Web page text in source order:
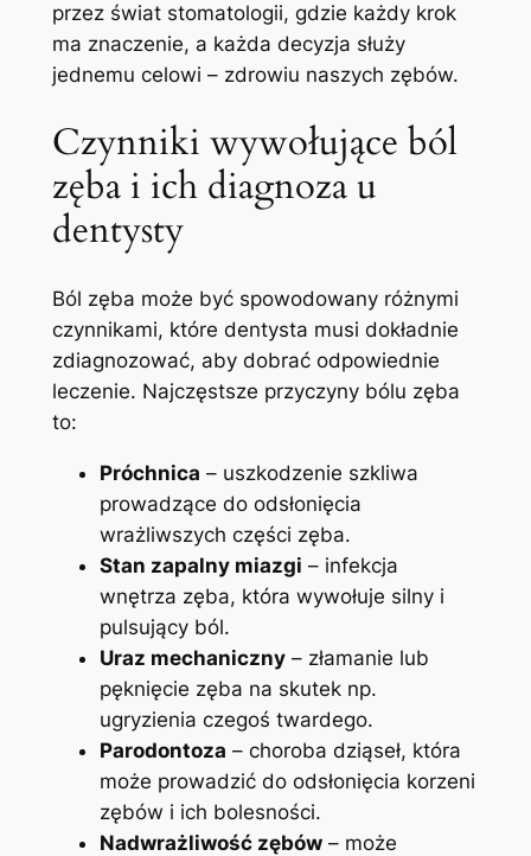
przez ⁤świat stomatologii, gdzie każdy krok
ma znaczenie, a każda⁣ decyzja służy
jednemu celowi ⁤– zdrowiu naszych‌ zębów.
Czynniki wywołujące ból
⁣zęba i ich​ diagnoza u
dentysty
Ból zęba​ może być spowodowany różnymi⁤
czynnikami, ⁢które dentysta musi dokładnie
⁤zdiagnozować, aby dobrać ⁤odpowiednie
leczenie. ‌Najczęstsze przyczyny bólu⁣ zęba
to:
Próchnica – uszkodzenie szkliwa
prowadzące do odsłonięcia
wrażliwszych ⁣części ⁤zęba.
Stan ‍zapalny⁤ miazgi – infekcja
wnętrza⁢ zęba, która⁢ wywołuje ⁣silny i
pulsujący ból.
Uraz mechaniczny– złamanie lub‌
pęknięcie zęba⁣ na skutek np.
‍ugryzienia ‍czegoś twardego.
Parodontoza – choroba ⁣dziąseł, która
⁤może prowadzić do odsłonięcia korzeni
zębów i ich bolesności.
Nadwrażliwość zębów– może